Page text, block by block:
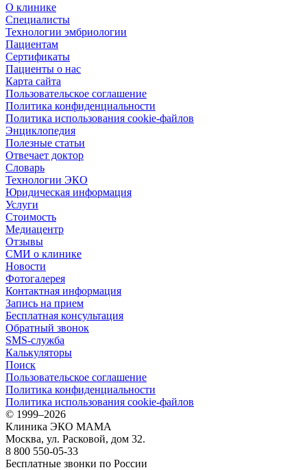
О клинике
Специалисты
Технологии эмбриологии
Пациентам
Сертификаты
Пациенты о нас
Карта сайта
Пользовательское соглашение
Политика конфиденциальности
Политика использования cookie-файлов
Энциклопедия
Полезные статьи
Отвечает доктор
Словарь
Технологии ЭКО
Юридическая информация
Услуги
Стоимость
Медиацентр
Отзывы
СМИ о клинике
Новости
Фотогалерея
Контактная информация
Запись на прием
Бесплатная консультация
Обратный звонок
SMS-служба
Калькуляторы
Поиск
Пользовательское соглашение
Политика конфиденциальности
Политика использования cookie-файлов
© 1999–2026
Клиника ЭКО МАМА
Москва, ул. Расковой, дом 32.
8 800 550-05-33
Бесплатные звонки по России